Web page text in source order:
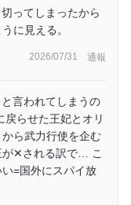
ってしまったから
に見える。
2026/07/31 通報
言われてしまうの
らせた王妃とオリ
ら武力行使を企む
が✕される訳で… こ
=国外にスパイ放